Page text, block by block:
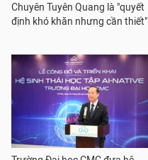
Chuyên Tuyên Quang là "quyết
định khó khăn nhưng cần thiết"